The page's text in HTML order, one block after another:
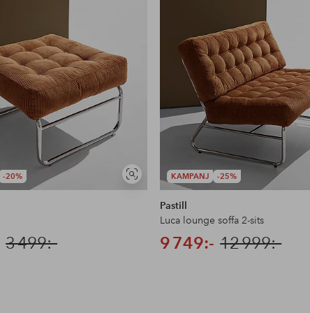
-20%
Visa
liknande
3 499:-
KAMPANJ -25%
Pastill
Luca lounge soffa 2-sits
9 749:- 12 999:-